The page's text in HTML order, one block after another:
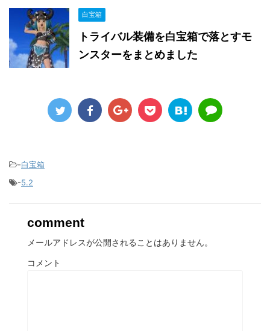
白宝箱
トライバル装備を白宝箱で落とすモ
ンスターをまとめました
-白宝箱
-5.2
comment
メールアドレスが公開されることはありません。
コメント